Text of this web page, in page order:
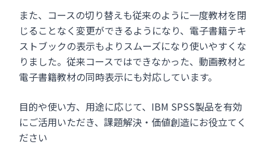
また、コースの切り替えも従来のように一度教材を閉
じることなく変更ができるようになり、電子書籍テキ
ストブックの表示もよりスムーズになり使いやすくな
りました。従来コースではできなかった、動画教材と
電子書籍教材の同時表示にも対応しています。
目的や使い方、用途に応じて、IBM SPSS製品を有効
にご活用いただき、課題解決・価値創造にお役立てく
ださい